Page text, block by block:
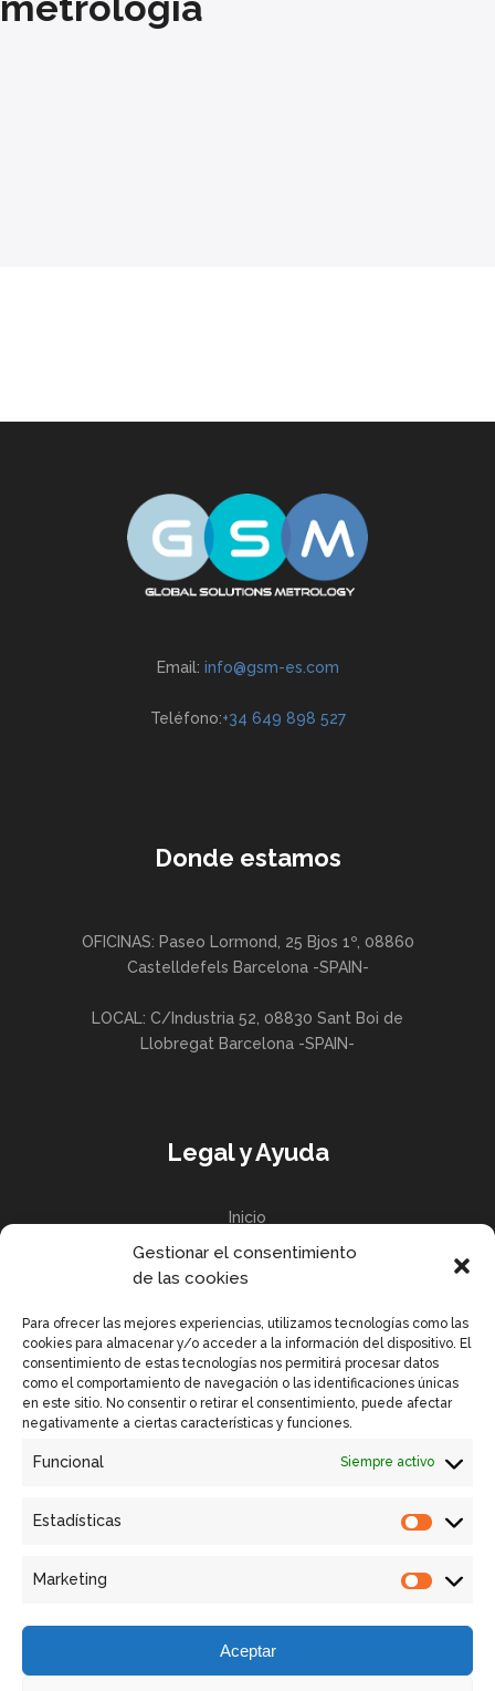
Gestionar el consentimiento
de las cookies
Para ofrecer las mejores experiencias, utilizamos tecnologías como las
cookies para almacenar y/o acceder a la información del dispositivo. El
consentimiento de estas tecnologías nos permitirá procesar datos
como el comportamiento de navegación o las identificaciones únicas
en este sitio. No consentir o retirar el consentimiento, puede afectar
negativamente a ciertas características y funciones.
Funcional Siempre activo
Estadísticas
Marketing
Aceptar
Email: info@gsm-es.com
Teléfono:+34 649 898 527
Donde estamos
OFICINAS: Paseo Lormond, 25 Bjos 1º, 08860
Castelldefels Barcelona -SPAIN-
LOCAL: C/Industria 52, 08830 Sant Boi de
Llobregat Barcelona -SPAIN-
Legal y Ayuda
Inicio
Política de privacidad
Enlaces Rápidos